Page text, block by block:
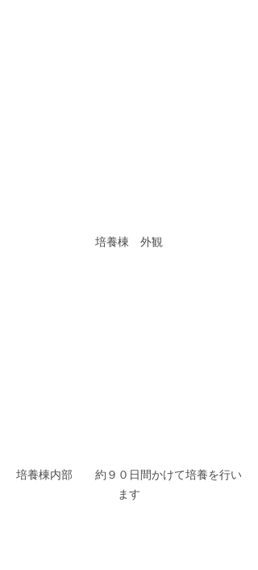
培養棟　外観
培養棟内部　　約９０日間かけて培養を行い
ます